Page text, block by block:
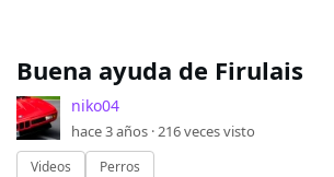
Buena ayuda de Firulais
niko04
hace 3 años ·216veces visto
Videos Perros